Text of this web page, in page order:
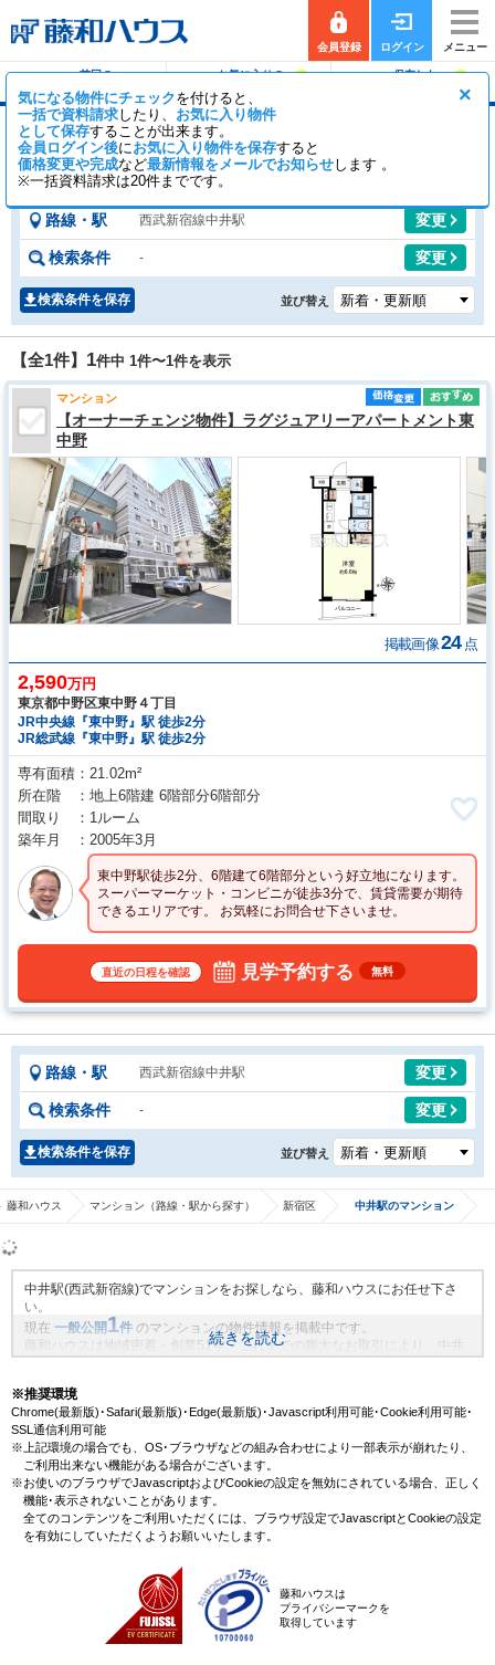
会員登録 ログイン メニュー
前回の
お気に入りの
保存した
×
気になる物件にチェックを付けると、
一括で資料請求したり、 お気に入り物件
として保存することが出来ます。
会員ログイン後にお気に入り物件を保存すると
価格変更や完成など最新情報をメールでお知らせします 。
※一括資料請求は20件までです。
中井駅のマンション
【全1件】 一般公開 1件 会員公開 0 件
路線・駅 西武新宿線中井駅 変更
検索条件 - 変更
検索条件を保存 並び替え
【全1件】 1件中 1件〜1件を表示
マンション
【オーナーチェンジ物件】ラグジュアリーアパートメント東
中野
掲載画像24 点
2,590万円
東京都中野区東中野４丁目
JR中央線『東中野』駅 徒歩2分
JR総武線『東中野』駅 徒歩2分
専有面積
21.02m²
所在階
地上6階建 6階部分6階部分
間取り
1ルーム
築年月
2005年3月
東中野駅徒歩2分、6階建て6階部分という好立地になります。
スーパーマーケット・コンビニが徒歩3分で、賃貸需要が期待
できるエリアです。 お気軽にお問合せ下さいませ。
直近の日程を確認 見学予約する 無料
路線・駅 西武新宿線中井駅 変更
検索条件 - 変更
検索条件を保存 並び替え
藤和ハウス マンション（路線・駅から探す） 新宿区 中井駅のマンション
中井駅(西武新宿線)でマンションをお探しなら、藤和ハウスにお任せ下さ
い。
現在 一般公開1件 のマンションの物件情報を掲載中です。
藤和ハウスは地域密着・創業51年、これまでの膨大なお取引により、中井
続きを読む
※推奨環境
Chrome(最新版)･Safari(最新版)･Edge(最新版)･Javascript利用可能･Cookie利用可能･
SSL通信利用可能
※上記環境の場合でも、OS･ブラウザなどの組み合わせにより一部表示が崩れたり、
ご利用出来ない機能がある場合がございます。
※お使いのブラウザでJavascriptおよびCookieの設定を無効にされている場合、正しく
機能･表示されないことがあります。
全てのコンテンツをご利用いただくには、ブラウザ設定でJavascriptとCookieの設定
を有効にしていただくようお願いいたします。
藤和ハウスは
プライバシーマークを
取得しています